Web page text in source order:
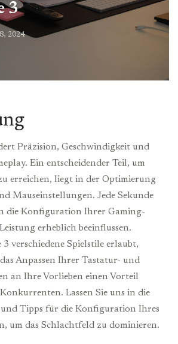
3
2024
Präzision, Geschwindigkeit und
Ein entscheidender Teil, um
erreichen, liegt in der Optimierung
Mauseinstellungen. Jede Sekunde
die Konfiguration Ihrer Gaming-
erheblich beeinflussen.
verschiedene Spielstile erlaubt,
Anpassen Ihrer Tastatur- und
an Ihre Vorlieben einen Vorteil
Lassen Sie uns in die
Tipps für die Konfiguration Ihres
um das Schlachtfeld zu dominieren.